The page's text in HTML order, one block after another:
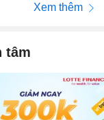
Xem thêm
tâm